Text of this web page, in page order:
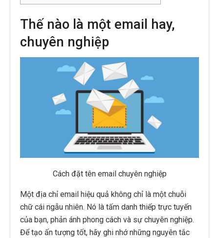
Thế nào là một email hay,
chuyên nghiệp
Cách đặt tên email chuyên nghiệp
Một địa chỉ email hiệu quả không chỉ là một chuỗi
chữ cái ngẫu nhiên. Nó là tấm danh thiếp trực tuyến
của bạn, phản ánh phong cách và sự chuyên nghiệp.
Để tạo ấn tượng tốt, hãy ghi nhớ những nguyên tắc